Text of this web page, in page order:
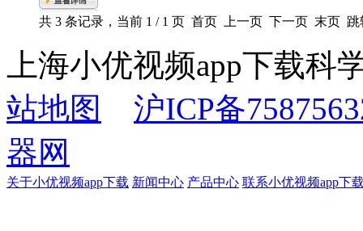
共 3 条记录，当前 1 / 1 页 首页 上一页 下一页 末页
上海小优视频app下载
站地图
沪ICP备
器网
关于小优视频app下载 新闻中心 产品中心 联系小优视频app下